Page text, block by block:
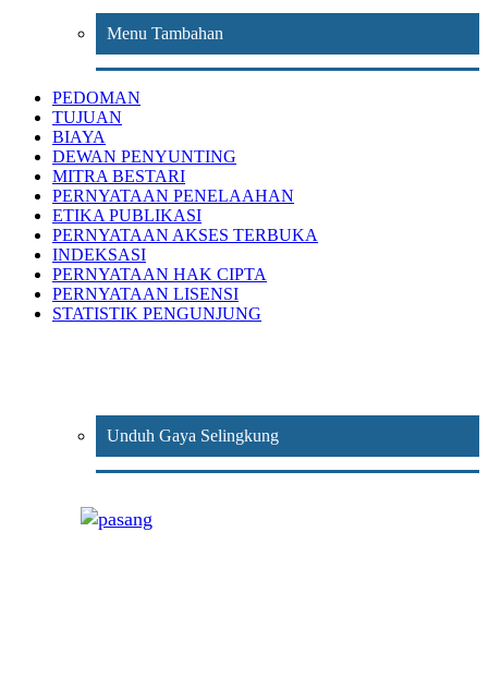
Menu Tambahan
PEDOMAN
TUJUAN
BIAYA
DEWAN PENYUNTING
MITRA BESTARI
PERNYATAAN PENELAAHAN
ETIKA PUBLIKASI
PERNYATAAN AKSES TERBUKA
INDEKSASI
PERNYATAAN HAK CIPTA
PERNYATAAN LISENSI
STATISTIK PENGUNJUNG
Unduh Gaya Selingkung